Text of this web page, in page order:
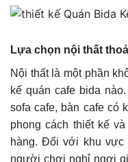
Lựa chọn nội thất
Nội thất là một phần
kế quán cafe bida
sofa cafe, bàn cafe có
phong cách thiết kế
hàng. Đối với khu vực
người chơi nghỉ ngơi